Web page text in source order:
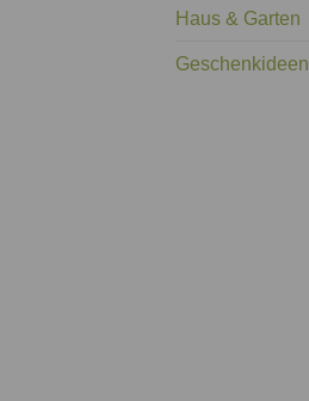
Haus & Garten
Geschenkideen